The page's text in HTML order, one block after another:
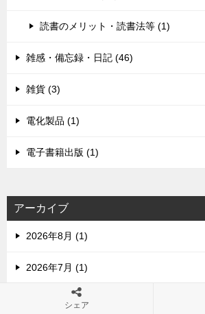
読書のメリット・読書法等 (1)
雑感・備忘録・日記 (46)
雑貨 (3)
電化製品 (1)
電子書籍出版 (1)
アーカイブ
2026年8月 (1)
2026年7月 (1)
2026年6月 (3)
シェア